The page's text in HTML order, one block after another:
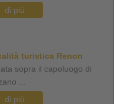
di più
turistica Renon
sopra il capoluogo di
...
di più